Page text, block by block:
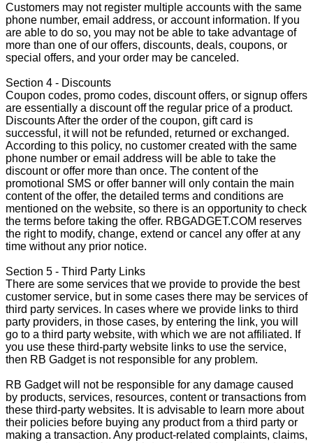
Customers may not register multiple accounts with the same
phone number, email address, or account information. If you
are able to do so, you may not be able to take advantage of
more than one of our offers, discounts, deals, coupons, or
special offers, and your order may be canceled.
Section 4 - Discounts
Coupon codes, promo codes, discount offers, or signup offers
are essentially a discount off the regular price of a product.
Discounts After the order of the coupon, gift card is
successful, it will not be refunded, returned or exchanged.
According to this policy, no customer created with the same
phone number or email address will be able to take the
discount or offer more than once. The content of the
promotional SMS or offer banner will only contain the main
content of the offer, the detailed terms and conditions are
mentioned on the website, so there is an opportunity to check
the terms before taking the offer. RBGADGET.COM reserves
the right to modify, change, extend or cancel any offer at any
time without any prior notice.
Section 5 - Third Party Links
There are some services that we provide to provide the best
customer service, but in some cases there may be services of
third party services. In cases where we provide links to third
party providers, in those cases, by entering the link, you will
go to a third party website, with which we are not affiliated. If
you use these third-party website links to use the service,
then RB Gadget is not responsible for any problem.
RB Gadget will not be responsible for any damage caused
by products, services, resources, content or transactions from
these third-party websites. It is advisable to learn more about
their policies before buying any product from a third party or
making a transaction. Any product-related complaints, claims,